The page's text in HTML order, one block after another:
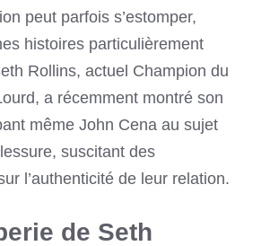
peut parfois s’estomper,
histoires particulièrement
Rollins, actuel Champion du
a récemment montré son
même John Cena au sujet
suscitant des
l’authenticité de leur relation.
de Seth